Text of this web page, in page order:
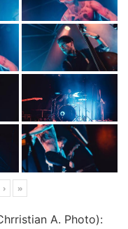
› »
A. Photo):